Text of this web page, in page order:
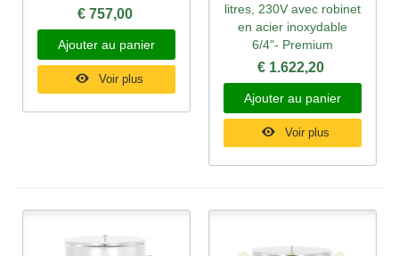
€ 757,00
Ajouter au panier
Voir plus
litres, 230V avec robinet
en acier inoxydable
6/4"- Premium
€ 1.622,20
Ajouter au panier
Voir plus